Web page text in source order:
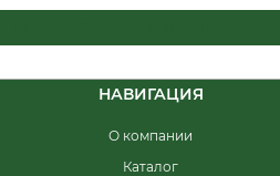
НАВИГАЦИЯ
О компании
Каталог